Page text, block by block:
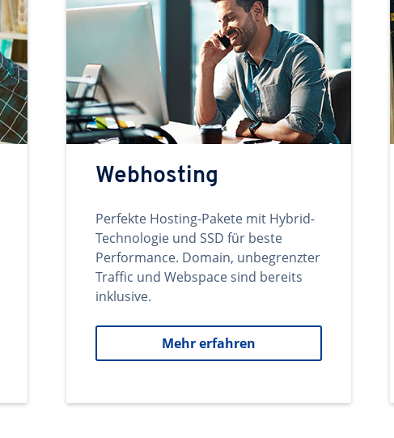
Webhosting
Perfekte Hosting-Pakete mit Hybrid-
Technologie und SSD für beste
Performance. Domain, unbegrenzter
Traffic und Webspace sind bereits
inklusive.
Mehr erfahren